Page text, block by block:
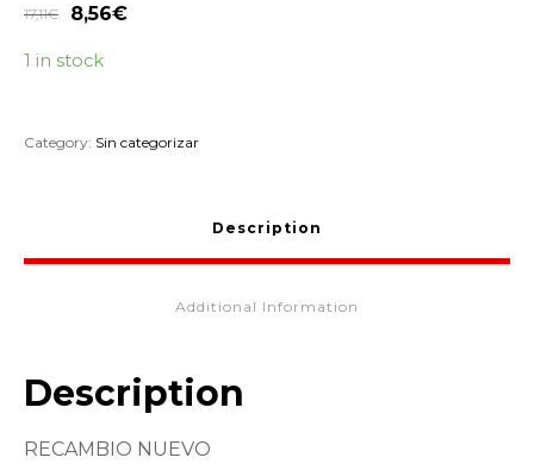
17,11€ 8,56€
1 in stock
Category: Sin categorizar
Description
Additional Information
Description
RECAMBIO NUEVO